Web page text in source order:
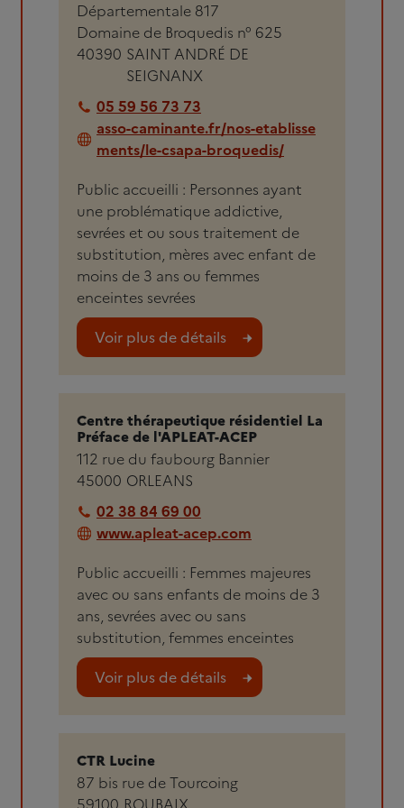
Départementale 817
Domaine de Broquedis n° 625
40390 SAINT ANDRÉ DE
SEIGNANX
05 59 56 73 73
asso-caminante.fr/nos-etablisse
ments/le-csapa-broquedis/
Public accueilli : Personnes ayant
une problématique addictive,
sevrées et ou sous traitement de
substitution, mères avec enfant de
moins de 3 ans ou femmes
enceintes sevrées
Voir plus de détails
Centre thérapeutique résidentiel La
Préface de l'APLEAT-ACEP
112 rue du faubourg Bannier
45000 ORLEANS
02 38 84 69 00
www.apleat-acep.com
Public accueilli : Femmes majeures
avec ou sans enfants de moins de 3
ans, sevrées avec ou sans
substitution, femmes enceintes
Voir plus de détails
CTR Lucine
87 bis rue de Tourcoing